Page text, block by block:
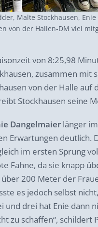
Malte Stockhausen,
von der Hallen-DM viel
von 8:25,98
zusammen mit
von der Halle auf
Stockhausen seine
Dangelmaierlänger
Erwartungen deutlich.
im ersten Sprung
Fahne, da sie knapp
200 Meter der
es jedoch selbst
und drei hat Enie dann
zu schaffen“,